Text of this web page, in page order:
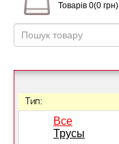
Товарів 0(0 грн)
Тип:
Все
Трусы